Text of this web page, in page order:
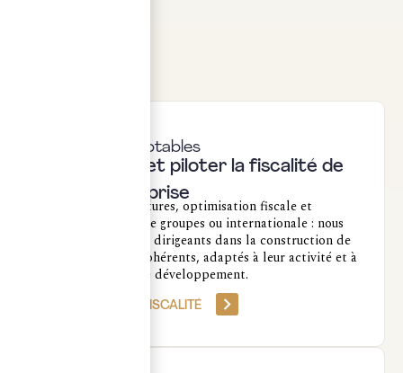
Experts-comptables
Structurer et piloter la fiscalité de
votre entreprise
Création de structures, optimisation fiscale et
sociale, fiscalité de groupes ou internationale : nous
accompagnons les dirigeants dans la construction de
schémas fiscaux cohérents, adaptés à leur activité et à
leur trajectoire de développement.
OPTIMISER MA FISCALITÉ